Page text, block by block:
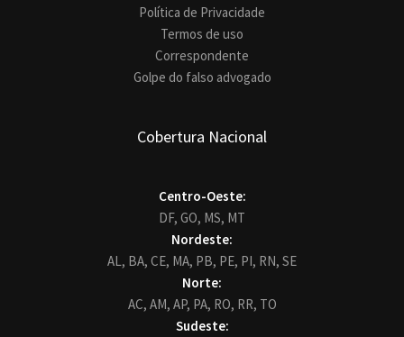
Política de Privacidade
Termos de uso
Correspondente
Golpe do falso advogado
Cobertura Nacional
Centro-Oeste:
DF, GO, MS, MT
Nordeste:
AL, BA, CE, MA, PB, PE, PI, RN, SE
Norte:
AC, AM, AP, PA, RO, RR, TO
Sudeste: